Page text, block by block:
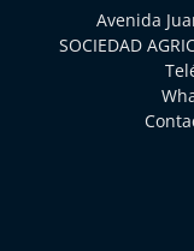
Avenida
SOCIEDAD